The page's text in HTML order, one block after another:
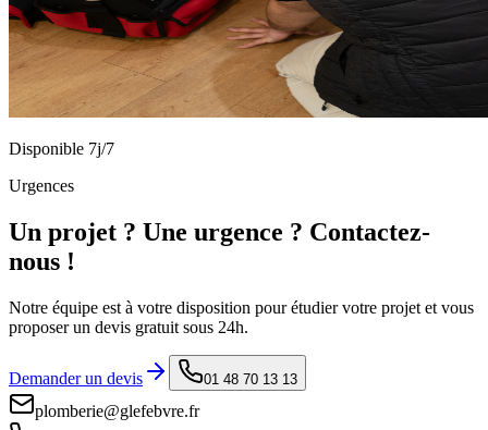
Disponible 7j/7
Urgences
Un projet ? Une urgence ? Contactez-
nous !
Notre équipe est à votre disposition pour étudier votre projet et vous
proposer un devis gratuit sous 24h.
Demander un devis 01 48 70 13 13
plomberie@glefebvre.fr